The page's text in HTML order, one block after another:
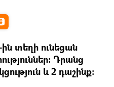
տեղի ունեցան
Դրանց
և 2 դաշինք։